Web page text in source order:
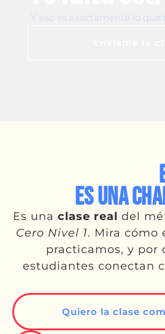
Y eso es exactamente lo que
es una
Es una clase real del
Cero Nivel 1. Mira cómo
practicamos, y por
estudiantes conectan
Quiero la clase